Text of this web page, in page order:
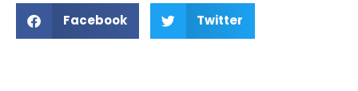
Facebook Twitter